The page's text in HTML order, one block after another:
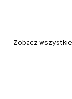
Zobacz wszystkie